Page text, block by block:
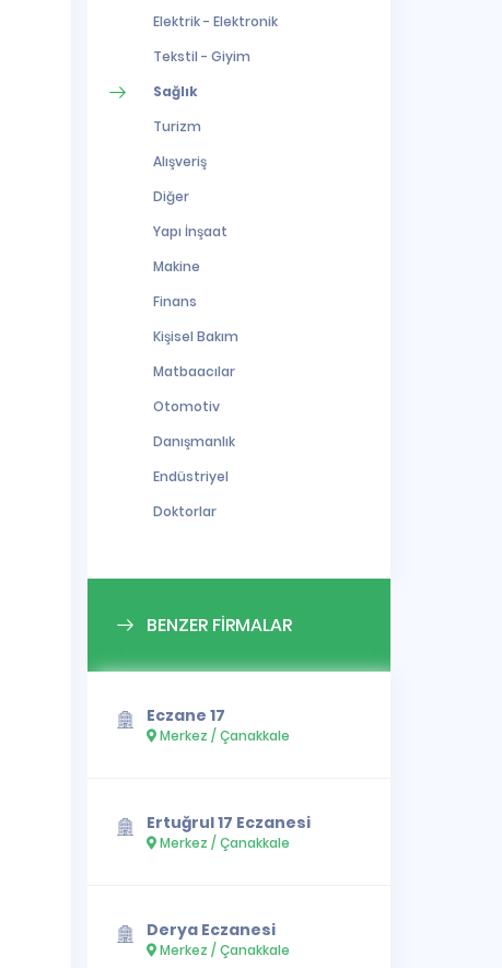
Elektrik - Elektronik
Tekstil - Giyim
Sağlık
Turizm
Alışveriş
Diğer
Yapı İnşaat
Makine
Finans
Kişisel Bakım
Matbaacılar
Otomotiv
Danışmanlık
Endüstriyel
Doktorlar
BENZER FİRMALAR
Eczane 17
Merkez / Çanakkale
Ertuğrul 17 Eczanesi
Merkez / Çanakkale
Derya Eczanesi
Merkez / Çanakkale